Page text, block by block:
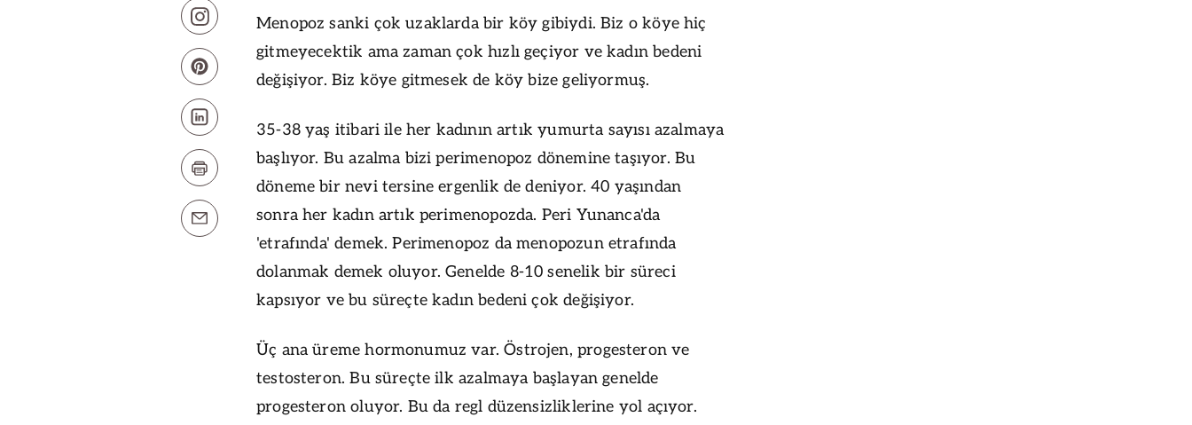
Menopoz sanki çok uzaklarda bir köy gibiydi. Biz o köye hiç
gitmeyecektik ama zaman çok hızlı geçiyor ve kadın bedeni
değişiyor. Biz köye gitmesek de köy bize geliyormuş.
35-38 yaş itibari ile her kadının artık yumurta sayısı azalmaya
başlıyor. Bu azalma bizi perimenopoz dönemine taşıyor. Bu
döneme bir nevi tersine ergenlik de deniyor. 40 yaşından
sonra her kadın artık perimenopozda. Peri Yunanca'da
'etrafında' demek. Perimenopoz da menopozun etrafında
dolanmak demek oluyor. Genelde 8-10 senelik bir süreci
kapsıyor ve bu süreçte kadın bedeni çok değişiyor.
Üç ana üreme hormonumuz var. Östrojen, progesteron ve
testosteron. Bu süreçte ilk azalmaya başlayan genelde
progesteron oluyor. Bu da regl düzensizliklerine yol açıyor.